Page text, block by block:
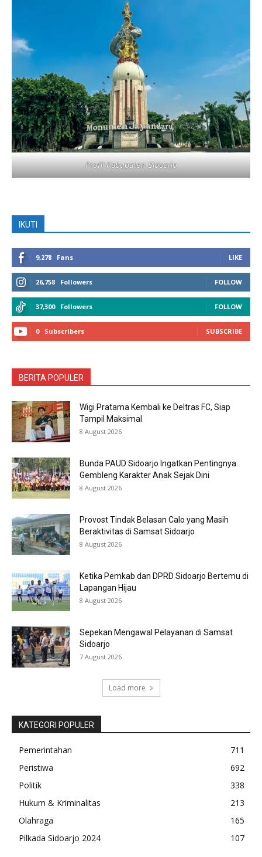
Profil Kabupaten Sidoarjo
IKUTI
9,278 Fans LIKE
26,758 Followers FOLLOW
37,300 Followers FOLLOW
0 Subscribers SUBSCRIBE
BERITA POPULER
Wigi Pratama Kembali ke Deltras FC, Siap
Tampil Maksimal
8 August 2026
Bunda PAUD Sidoarjo Ingatkan Pentingnya
Gembleng Karakter Anak Sejak Dini
8 August 2026
Provost Tindak Belasan Calo yang Masih
Beraktivitas di Samsat Sidoarjo
8 August 2026
Ketika Pemkab dan DPRD Sidoarjo Bertemu di
Lapangan Hijau
8 August 2026
Sepekan Mengawal Pelayanan di Samsat
Sidoarjo
7 August 2026
Load more
KATEGORI POPULER
Pemerintahan
711
Peristiwa
692
Politik
338
Hukum & Kriminalitas
213
Olahraga
165
Pilkada Sidoarjo 2024
107